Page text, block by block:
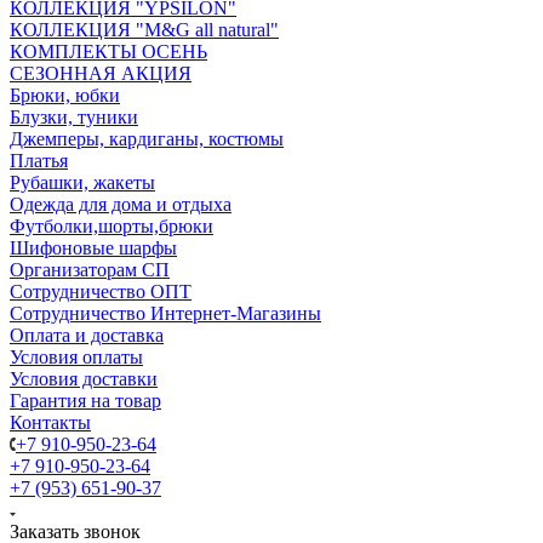
КОЛЛЕКЦИЯ "YPSILON"
КОЛЛЕКЦИЯ "M&G all natural"
КОМПЛЕКТЫ ОСЕНЬ
СЕЗОННАЯ АКЦИЯ
Брюки, юбки
Блузки, туники
Джемперы, кардиганы, костюмы
Платья
Рубашки, жакеты
Одежда для дома и отдыха
Футболки,шорты,брюки
Шифоновые шарфы
Организаторам СП
Сотрудничество ОПТ
Сотрудничество Интернет-Магазины
Оплата и доставка
Условия оплаты
Условия доставки
Гарантия на товар
Контакты
+7 910-950-23-64
+7 910-950-23-64
+7 (953) 651-90-37
Заказать звонок